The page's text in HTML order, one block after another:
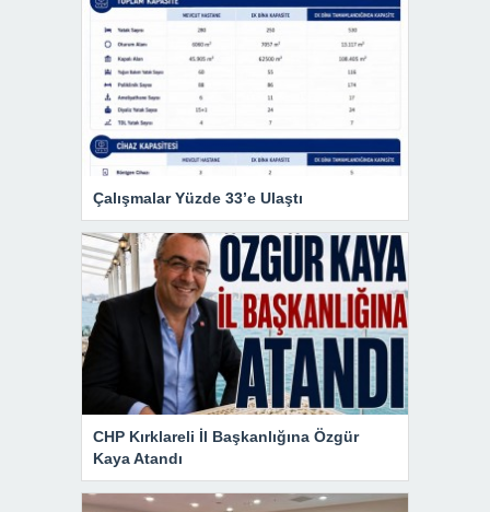
Çalışmalar Yüzde 33’e Ulaştı
CHP Kırklareli İl Başkanlığına Özgür
Kaya Atandı